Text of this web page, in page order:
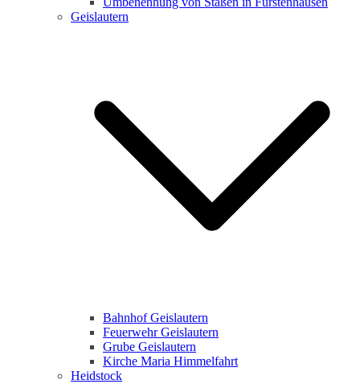
Geislautern
Bahnhof Geislautern
Feuerwehr Geislautern
Grube Geislautern
Kirche Maria Himmelfahrt
Heidstock